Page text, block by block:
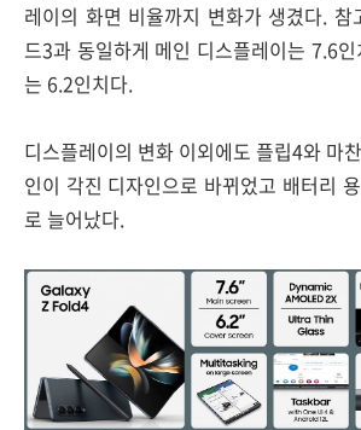
레이의 화면 비율까지 변화가 생겼다. 참
드3과 동일하게 메인 디스플레이는 7.6
는 6.2인치다.
디스플레이의 변화 이외에도 플립4와 마
인이 각진 디자인으로 바뀌었고 배터리
로 늘어났다.